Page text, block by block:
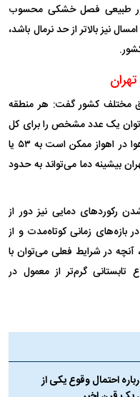
طور طبیعی فصل خشکی محسوب
نیز بالاتر از حد نرمال باشد،
مختلف کشور گفت: هر منطقه
یک عدد مشخص را برای کل
کشور در نظر گرفت. به عنوان مثال، دمای هوا در اهواز ممکن است به ۵۳ یا
بیشینه دما می‌تواند به حدود
رکورد‌های دمایی نیز دور از
بازه‌های زمانی کوتاه‌مدت و از
در شرایط فعلی می‌توان با
تابستانی گرم‌تر از معمول در
احتمال وقوع یکی از